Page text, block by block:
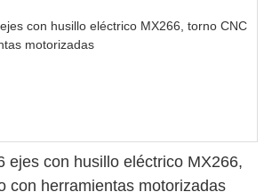
ejes con husillo eléctrico MX266,
con herramientas motorizadas